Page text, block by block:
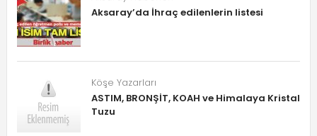
Aksaray’da İhraç edilenlerin listesi
Köşe Yazarları
ASTIM, BRONŞİT, KOAH ve Himalaya Kristal
Tuzu